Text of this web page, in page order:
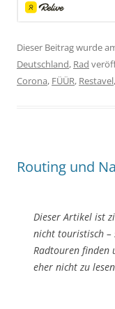
Dieser Beitrag wurde
Deutschland, Rad
Corona, FÜÜR, Restavel,
Routing und
Dieser Artikel ist
nicht touristisch –
Radtouren finden
eher nicht zu